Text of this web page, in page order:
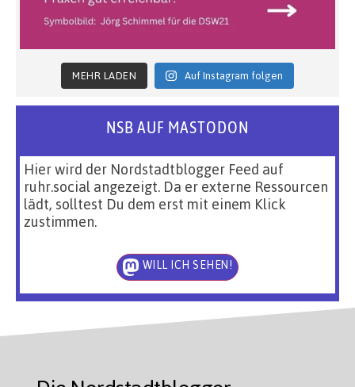
MEHR LADEN Auf Instagram folgen
NSB AUF MASTODON
Hier wird der Nordstadtblogger Feed auf
ruhr.social angezeigt. Da er externe Ressourcen
lädt, solltest Du dem erst mit einem Klick
zustimmen.
WILL ICH SEHEN!